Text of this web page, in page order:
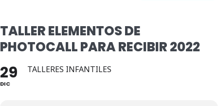
TALLER ELEMENTOS DE
PHOTOCALL PARA RECIBIR 2022
29
DIC
TALLERES INFANTILES